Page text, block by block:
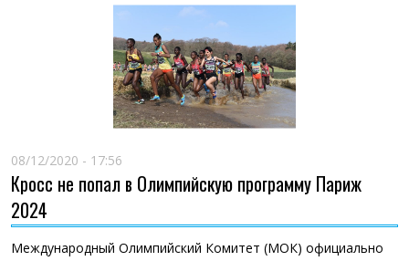
08/12/2020 - 17:56
Кросс не попал в Олимпийскую программу Париж
2024
Международный Олимпийский Комитет (МОК) официально